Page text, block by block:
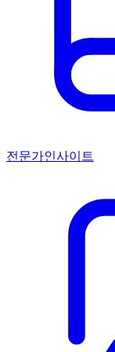
전문가인사이트